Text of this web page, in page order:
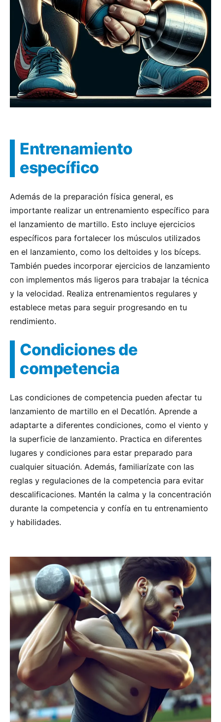
Entrenamiento
específico
Además de la preparación física general, es
importante realizar un entrenamiento específico para
el lanzamiento de martillo. Esto incluye ejercicios
específicos para fortalecer los músculos utilizados
en el lanzamiento, como los deltoides y los bíceps.
También puedes incorporar ejercicios de lanzamiento
con implementos más ligeros para trabajar la técnica
y la velocidad. Realiza entrenamientos regulares y
establece metas para seguir progresando en tu
rendimiento.
Condiciones de
competencia
Las condiciones de competencia pueden afectar tu
lanzamiento de martillo en el Decatlón. Aprende a
adaptarte a diferentes condiciones, como el viento y
la superficie de lanzamiento. Practica en diferentes
lugares y condiciones para estar preparado para
cualquier situación. Además, familiarízate con las
reglas y regulaciones de la competencia para evitar
descalificaciones. Mantén la calma y la concentración
durante la competencia y confía en tu entrenamiento
y habilidades.